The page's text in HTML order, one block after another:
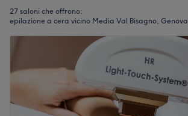
27 saloni che offrono:
epilazione a cera vicino Media Val Bisagno, Genova